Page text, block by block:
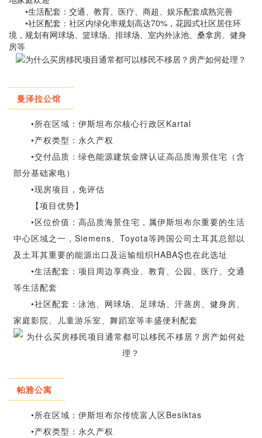
•生活配套：交通、教育、医疗、商超、娱乐配套成熟完善
•社区配套：社区内绿化率规划高达70%，花园式社区居住环
境，规划有网球场、篮球场、排球场、室内外泳池、桑拿房、健身
房等
曼泽拉公馆
•所在区域：伊斯坦布尔核心行政区Kartal
•产权类型：永久产权
•交付品质：绿色能源建筑金牌认证高品质海景住宅（含
部分基础家电）
•现房项目，免评估
【项目优势】
•区位价值：高品质海景住宅，属伊斯坦布尔重要的生活
中心区域之一，Siemens、Toyota等跨国公司土耳其总部以
及土耳其重要的能源出口及运输组织HABAŞ也在此选址
•生活配套：项目周边享商业、教育、公园、医疗、交通
等生活配套
•社区配套：泳池、网球场、足球场、汗蒸房、健身房、
家庭影院、儿童游乐室、舞蹈室等丰盛便利配套
帕雅公寓
•所在区域：伊斯坦布尔传统富人区Besiktas
•产权类型：永久产权